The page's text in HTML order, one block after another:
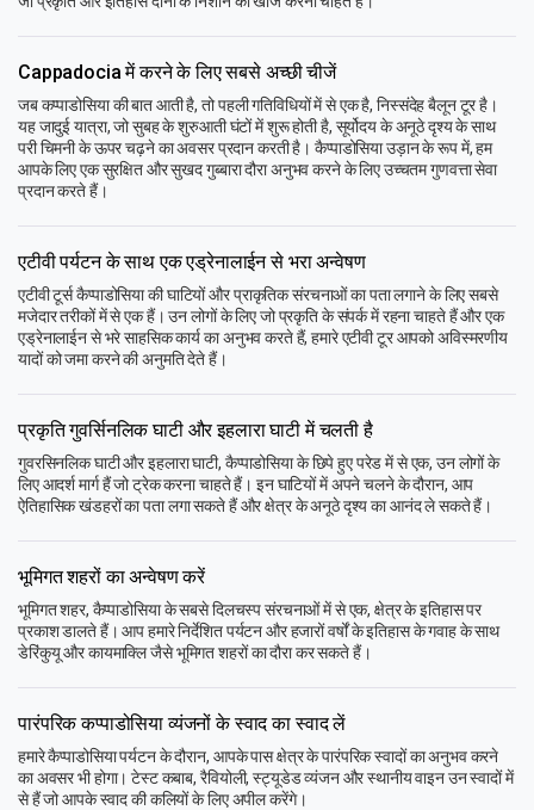
Cappadocia में करने के लिए सबसे अच्छी चीजें
जब कप्पाडोसिया की बात आती है, तो पहली गतिविधियों में से एक है, निस्संदेह बैलून टूर है।
यह जादुई यात्रा, जो सुबह के शुरुआती घंटों में शुरू होती है, सूर्योदय के अनूठे दृश्य के साथ
परी चिमनी के ऊपर चढ़ने का अवसर प्रदान करती है। कैप्पाडोसिया उड़ान के रूप में, हम
आपके लिए एक सुरक्षित और सुखद गुब्बारा दौरा अनुभव करने के लिए उच्चतम गुणवत्ता सेवा
प्रदान करते हैं।
एटीवी पर्यटन के साथ एक एड्रेनालाईन से भरा अन्वेषण
एटीवी टूर्स कैप्पाडोसिया की घाटियों और प्राकृतिक संरचनाओं का पता लगाने के लिए सबसे
मजेदार तरीकों में से एक हैं। उन लोगों के लिए जो प्रकृति के संपर्क में रहना चाहते हैं और एक
एड्रेनालाईन से भरे साहसिक कार्य का अनुभव करते हैं, हमारे एटीवी टूर आपको अविस्मरणीय
यादों को जमा करने की अनुमति देते हैं।
प्रकृति गुवर्सिनलिक घाटी और इहलारा घाटी में चलती है
गुवरसिनलिक घाटी और इहलारा घाटी, कैप्पाडोसिया के छिपे हुए परेड में से एक, उन लोगों के
लिए आदर्श मार्ग हैं जो ट्रेक करना चाहते हैं। इन घाटियों में अपने चलने के दौरान, आप
ऐतिहासिक खंडहरों का पता लगा सकते हैं और क्षेत्र के अनूठे दृश्य का आनंद ले सकते हैं।
भूमिगत शहरों का अन्वेषण करें
भूमिगत शहर, कैप्पाडोसिया के सबसे दिलचस्प संरचनाओं में से एक, क्षेत्र के इतिहास पर
प्रकाश डालते हैं। आप हमारे निर्देशित पर्यटन और हजारों वर्षों के इतिहास के गवाह के साथ
डेरिंकुयू और कायमाक्लि जैसे भूमिगत शहरों का दौरा कर सकते हैं।
पारंपरिक कप्पाडोसिया व्यंजनों के स्वाद का स्वाद लें
हमारे कैप्पाडोसिया पर्यटन के दौरान, आपके पास क्षेत्र के पारंपरिक स्वादों का अनुभव करने
का अवसर भी होगा। टेस्ट कबाब, रैवियोली, स्ट्यूडेड व्यंजन और स्थानीय वाइन उन स्वादों में
से हैं जो आपके स्वाद की कलियों के लिए अपील करेंगे।